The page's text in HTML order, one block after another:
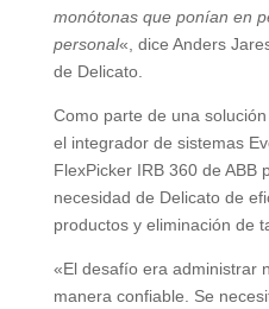
monótonas que ponían en
personal«, dice Anders
de Delicato.
Como parte de una
el integrador de sistemas
FlexPicker IRB 360 de ABB
necesidad de Delicato de
productos y eliminación de
«El desafío era administrar
manera confiable. Se